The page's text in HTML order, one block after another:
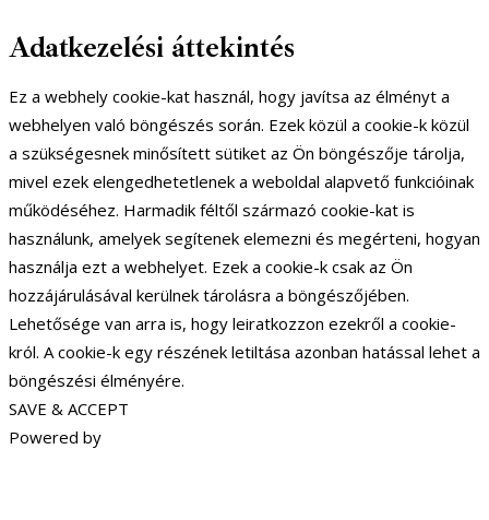
Adatkezelési áttekintés
Ez a webhely cookie-kat használ, hogy javítsa az élményt a
webhelyen való böngészés során. Ezek közül a cookie-k közül
a szükségesnek minősített sütiket az Ön böngészője tárolja,
mivel ezek elengedhetetlenek a weboldal alapvető funkcióinak
működéséhez. Harmadik féltől származó cookie-kat is
használunk, amelyek segítenek elemezni és megérteni, hogyan
használja ezt a webhelyet. Ezek a cookie-k csak az Ön
hozzájárulásával kerülnek tárolásra a böngészőjében.
Lehetősége van arra is, hogy leiratkozzon ezekről a cookie-
król. A cookie-k egy részének letiltása azonban hatással lehet a
böngészési élményére.
SAVE & ACCEPT
Powered by